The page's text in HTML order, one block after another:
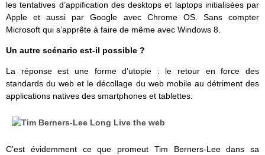
les tentatives d’appification des desktops et laptops initialisées par
Apple et aussi par Google avec Chrome OS. Sans compter
Microsoft qui s’apprête à faire de même avec Windows 8.
Un autre scénario est-il possible ?
La réponse est une forme d’utopie : le retour en force des
standards du web et le décollage du web mobile au détriment des
applications natives des smartphones et tablettes.
C’est évidemment ce que promeut Tim Berners-Lee dans sa